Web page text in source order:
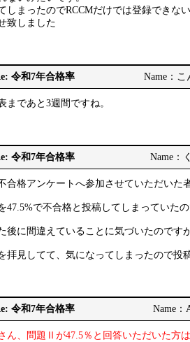
しまったのでRCCMだけでは登録できな
致しました
令和7年合格率 Name：
まであと3週間ですね。
令和7年合格率 Name：
合格アンケートへ参加させていただいた
47.5%で不合格と投稿してしまっていた
後に間違えていることに気づいたのです
拝見してて、気になってしまったので投
令和7年合格率 Name：
ん、問題Ⅱが47.5％と回答いただいた方